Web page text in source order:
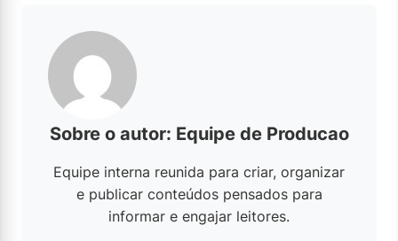
Sobre o autor: Equipe de Producao
Equipe interna reunida para criar, organizar
e publicar conteúdos pensados para
informar e engajar leitores.